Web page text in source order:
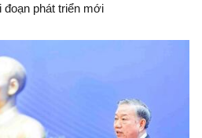
đoạn phát triển mới